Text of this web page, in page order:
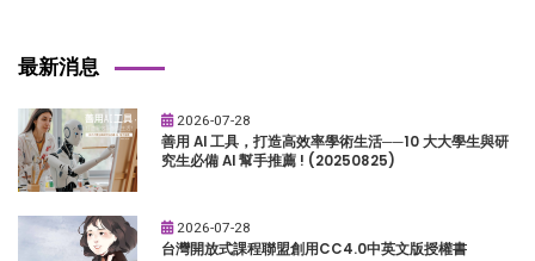
最新消息
2026-07-28
善用 AI 工具，打造高效率學術生活──10 大大學生與研
究生必備 AI 幫手推薦 ! (20250825)
2026-07-28
台灣開放式課程聯盟創用CC4.0中英文版授權書